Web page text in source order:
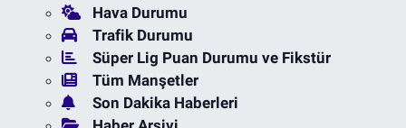
Hava Durumu
Trafik Durumu
Süper Lig Puan Durumu ve Fikstür
Tüm Manşetler
Son Dakika Haberleri